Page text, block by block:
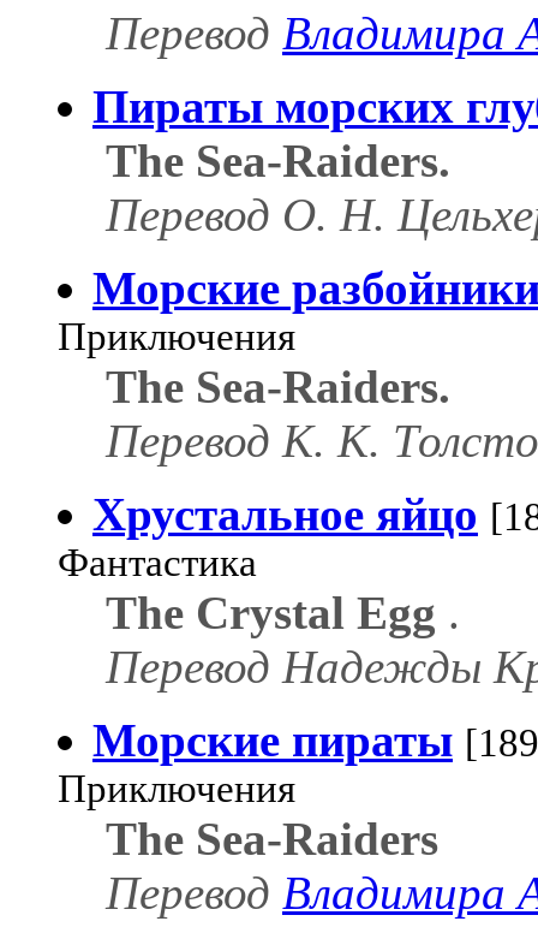
Перевод Владимира
Пираты морских
The Sea-Raiders.
Перевод О. Н.
Морские
Приключения
The Sea-Raiders.
Перевод К. К.
Хрустальное яйцо
Фантастика
The Crystal Egg .
Перевод Надежды
Морские пираты
Приключения
The Sea-Raiders
Перевод Владимира